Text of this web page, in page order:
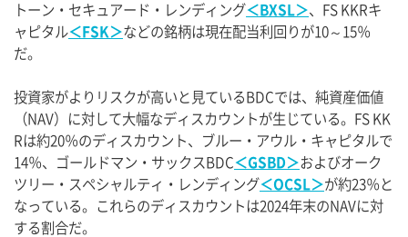
トーン・セキュアード・レンディング＜BXSL＞、FS KKRキ
ャピタル＜FSK＞などの銘柄は現在配当利回りが10～15％
だ。
投資家がよりリスクが高いと見ているBDCでは、純資産価値
（NAV）に対して大幅なディスカウントが生じている。FS KK
Rは約20％のディスカウント、ブルー・アウル・キャピタルで
14％、ゴールドマン・サックスBDC＜GSBD＞およびオーク
ツリー・スペシャルティ・レンディング＜OCSL＞が約23％と
なっている。これらのディスカウントは2024年末のNAVに対
する割合だ。